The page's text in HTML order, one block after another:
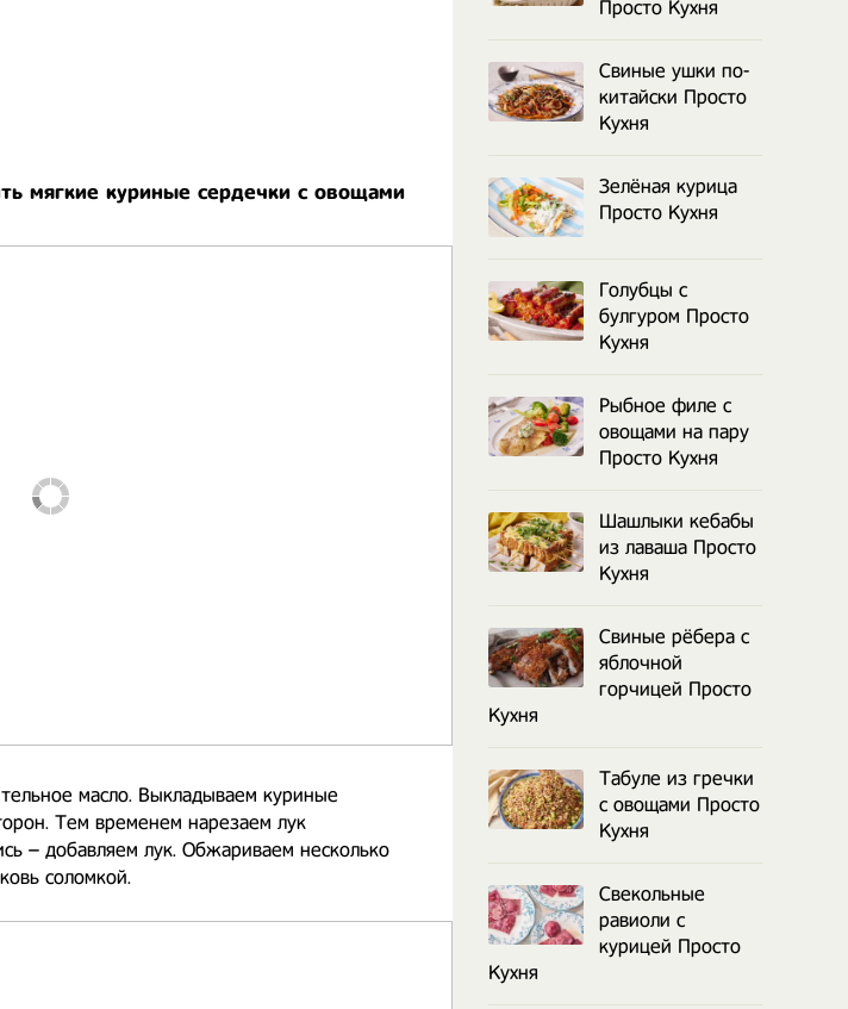
мягкие куриные сердечки с овощами
масло. Выкладываем куриные
Тем временем нарезаем лук
– добавляем лук. Обжариваем несколько
соломкой.
Просто Кухня
Свиные ушки по-
китайски Просто
Кухня
Зелёная курица
Просто Кухня
Голубцы с
булгуром Просто
Кухня
Рыбное филе с
овощами на пару
Просто Кухня
Шашлыки кебабы
из лаваша Просто
Кухня
Свиные рёбера с
яблочной
горчицей Просто
Кухня
Табуле из гречки
с овощами Просто
Кухня
Свекольные
равиоли с
курицей Просто
Кухня